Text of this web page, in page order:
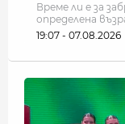
Време ли е за
определена
19:07 - 07.08.2026